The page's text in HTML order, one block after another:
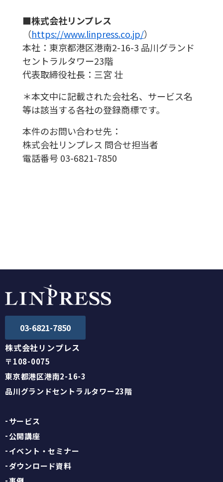
■株式会社リンプレス
（https://www.linpress.co.jp/）
本社：東京都港区港南2-16-3 品川グランド
セントラルタワー23階
代表取締役社長：三宮 壮
＊本文中に記載された会社名、サービス名
等は該当する各社の登録商標です。
本件のお問い合わせ先：
株式会社リンプレス 問合せ担当者
電話番号 03-6821-7850
03-6821-7850
株式会社リンプレス
〒108-0075
東京都港区港南2-16-3
品川グランドセントラルタワー23階
サービス
公開講座
イベント・セミナー
ダウンロード資料